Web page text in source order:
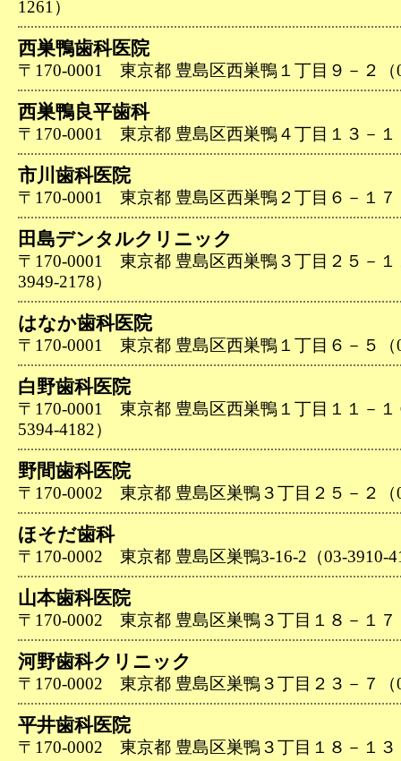
1261）
西巣鴨歯科医院
〒170-0001 東京都 豊島区西巣鴨１丁目９－２（
西巣鴨良平歯科
〒170-0001 東京都 豊島区西巣鴨４丁目１３－１
市川歯科医院
〒170-0001 東京都 豊島区西巣鴨２丁目６－１７
田島デンタルクリニック
〒170-0001 東京都 豊島区西巣鴨３丁目２５－１
3949-2178）
はなか歯科医院
〒170-0001 東京都 豊島区西巣鴨１丁目６－５（
白野歯科医院
〒170-0001 東京都 豊島区西巣鴨１丁目１１－１
5394-4182）
野間歯科医院
〒170-0002 東京都 豊島区巣鴨３丁目２５－２（
ほそだ歯科
〒170-0002 東京都 豊島区巣鴨3-16-2（03-3910-
山本歯科医院
〒170-0002 東京都 豊島区巣鴨３丁目１８－１７
河野歯科クリニック
〒170-0002 東京都 豊島区巣鴨３丁目２３－７（
平井歯科医院
〒170-0002 東京都 豊島区巣鴨３丁目１８－１３